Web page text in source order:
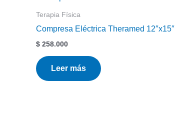
Terapia Física
Compresa Eléctrica Theramed 12″x15″
$ 258.000
Leer más